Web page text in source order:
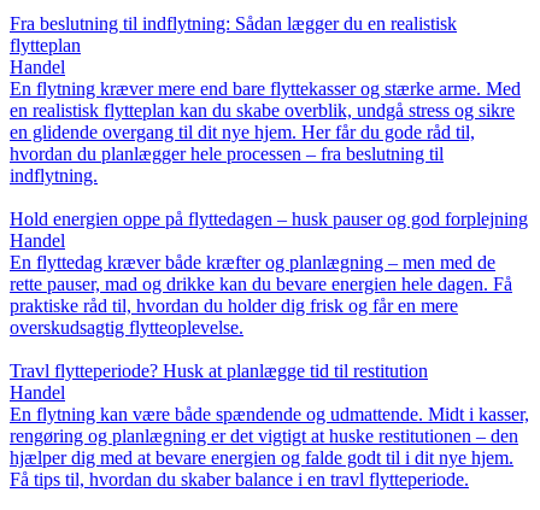
Fra beslutning til indflytning: Sådan lægger du en realistisk
flytteplan
Handel
En flytning kræver mere end bare flyttekasser og stærke arme. Med
en realistisk flytteplan kan du skabe overblik, undgå stress og sikre
en glidende overgang til dit nye hjem. Her får du gode råd til,
hvordan du planlægger hele processen – fra beslutning til
indflytning.
Hold energien oppe på flyttedagen – husk pauser og god forplejning
Handel
En flyttedag kræver både kræfter og planlægning – men med de
rette pauser, mad og drikke kan du bevare energien hele dagen. Få
praktiske råd til, hvordan du holder dig frisk og får en mere
overskudsagtig flytteoplevelse.
Travl flytteperiode? Husk at planlægge tid til restitution
Handel
En flytning kan være både spændende og udmattende. Midt i kasser,
rengøring og planlægning er det vigtigt at huske restitutionen – den
hjælper dig med at bevare energien og falde godt til i dit nye hjem.
Få tips til, hvordan du skaber balance i en travl flytteperiode.